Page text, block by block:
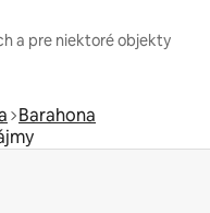
a pre niektoré objekty
Barahona